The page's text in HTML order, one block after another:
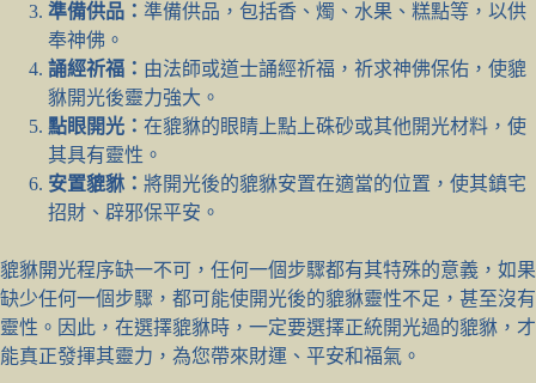
準備供品： 準備供品，包括香、燭、水果、糕點等，以供
奉神佛。
誦經祈福： 由法師或道士誦經祈福，祈求神佛保佑，使貔
貅開光後靈力強大。
點眼開光： 在貔貅的眼睛上點上硃砂或其他開光材料，使
其具有靈性。
安置貔貅： 將開光後的貔貅安置在適當的位置，使其鎮宅
招財、辟邪保平安。
貔貅開光程序缺一不可，任何一個步驟都有其特殊的意義，如果
缺少任何一個步驟，都可能使開光後的貔貅靈性不足，甚至沒有
靈性。因此，在選擇貔貅時，一定要選擇正統開光過的貔貅，才
能真正發揮其靈力，為您帶來財運、平安和福氣。